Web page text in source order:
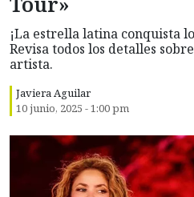
¡La estrella latina conquista
Revisa todos los detalles
artista.
Javiera Aguilar
10 junio, 2025 - 1:00 pm